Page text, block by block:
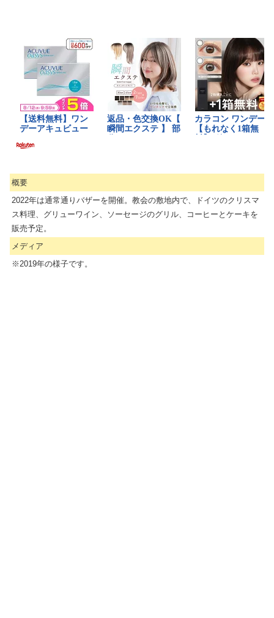
概要
2022年は通常通りバザーを開催。教会の敷地内で、ドイツのクリスマ
ス料理、グリューワイン、ソーセージのグリル、コーヒーとケーキを
販売予定。
メディア
※2019年の様子です。